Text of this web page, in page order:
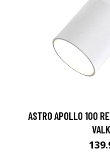
ASTRO APOLLO 100